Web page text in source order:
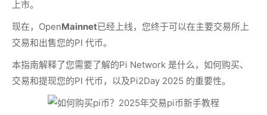
上市。
现在，OpenMainnet已经上线，您终于可以在主要交易所上
交易和出售您的PI 代币。
本指南解释了您需要了解的Pi Network 是什么，如何购买、
交易和提现您的PI 代币，以及Pi2Day 2025 的重要性。